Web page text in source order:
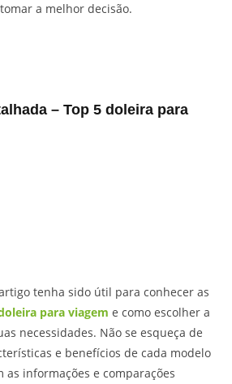
a melhor decisão.
– Top 5 doleira para
tenha sido útil para conhecer as
para viagem e como escolher a
necessidades. Não se esqueça de
e benefícios de cada modelo
as informações e comparações